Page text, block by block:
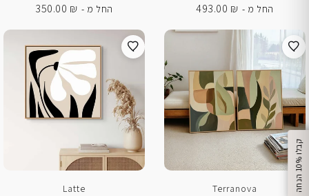
ק
ב
ל
ו
1
0
%
ה
נ
ח
ה
החל מ -
493.00 ₪
החל מ -
350.00 ₪
Terranova
Latte